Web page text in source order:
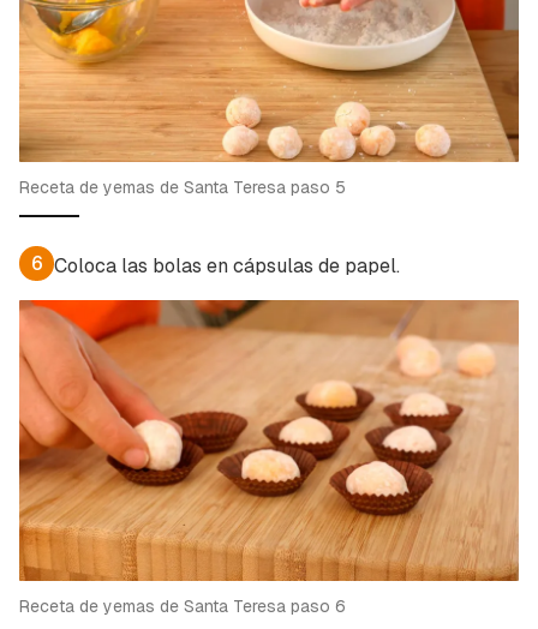
Receta de yemas de Santa Teresa paso 5
6 Coloca las bolas en cápsulas de papel.
Receta de yemas de Santa Teresa paso 6